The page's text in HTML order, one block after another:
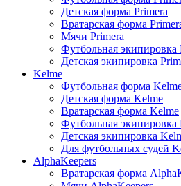
Детская форма Primera
Вратарская форма
Мячи Primera
Футбольная экипировка
Детская экипировка
Kelme
Футбольная форма
Детская форма Kelme
Вратарская форма Kelme
Футбольная экипировка
Детская экипировка
Для футбольных судей
AlphaKeepers
Вратарская форма